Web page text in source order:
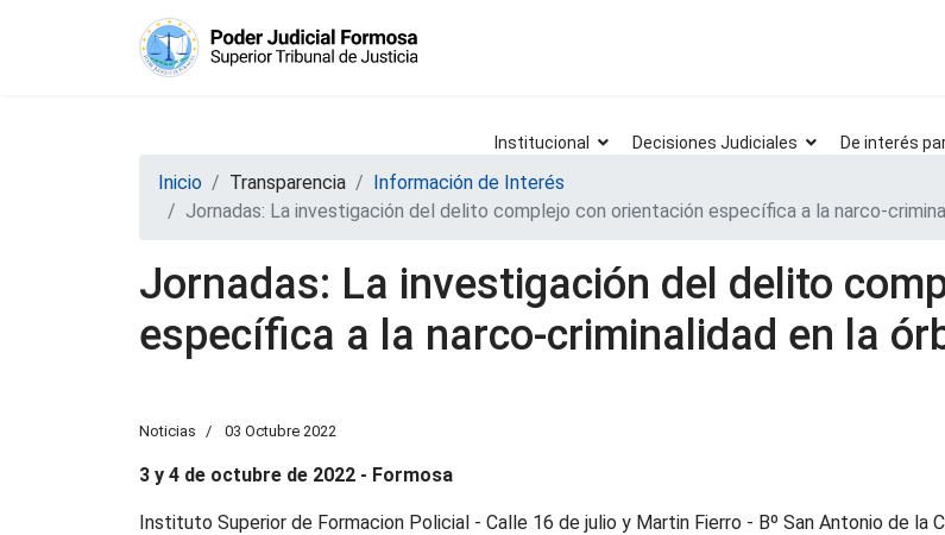
Institucional Decisiones Judiciales De interés
Inicio Transparencia
Información de Interés
Jornadas: La investigación del delito complejo con orientación específica a la narco-
Jornadas: La investigación del delito
específica a la narco-criminalidad en la
Noticias 03 Octubre 2022
3 y 4 de octubre de 2022 - Formosa
Instituto Superior de Formacion Policial - Calle 16 de julio y Martin Fierro - Bº San Antonio de la